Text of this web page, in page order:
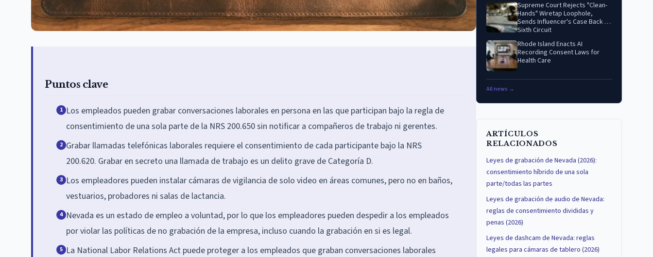
Puntos clave
1 Los empleados pueden grabar conversaciones laborales en persona en las que participan bajo la regla de
consentimiento de una sola parte de la NRS 200.650 sin notificar a compañeros de trabajo ni gerentes.
2 Grabar llamadas telefónicas laborales requiere el consentimiento de cada participante bajo la NRS
200.620. Grabar en secreto una llamada de trabajo es un delito grave de Categoría D.
3 Los empleadores pueden instalar cámaras de vigilancia de solo video en áreas comunes, pero no en baños,
vestuarios, probadores ni salas de lactancia.
4 Nevada es un estado de empleo a voluntad, por lo que los empleadores pueden despedir a los empleados
por violar las políticas de no grabación de la empresa, incluso cuando la grabación en si es legal.
5 La National Labor Relations Act puede proteger a los empleados que graban conversaciones laborales
Supreme Court Rejects "Clean-
Hands" Wiretap Loophole,
Sends Influencer's Case Back to
Sixth Circuit
Rhode Island Enacts AI
Recording Consent Laws for
Health Care
All news →
ARTÍCULOS
RELACIONADOS
Leyes de grabación de Nevada (2026):
consentimiento híbrido de una sola
parte/todas las partes
Leyes de grabación de audio de Nevada:
reglas de consentimiento divididas y
penas (2026)
Leyes de dashcam de Nevada: reglas
legales para cámaras de tablero (2026)